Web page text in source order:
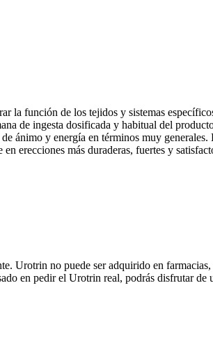
la función de los tejidos y sistemas
de ingesta dosificada y habitual del
ánimo y energía en términos muy
erecciones más duraderas, fuertes y
Urotrin no puede ser adquirido en
en pedir el Urotrin real, podrás disfrutar